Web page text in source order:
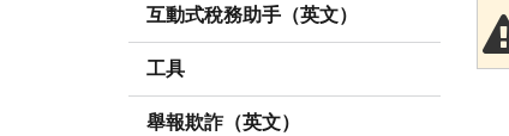
互動式稅務助手（英文）
工具
舉報欺詐（英文）